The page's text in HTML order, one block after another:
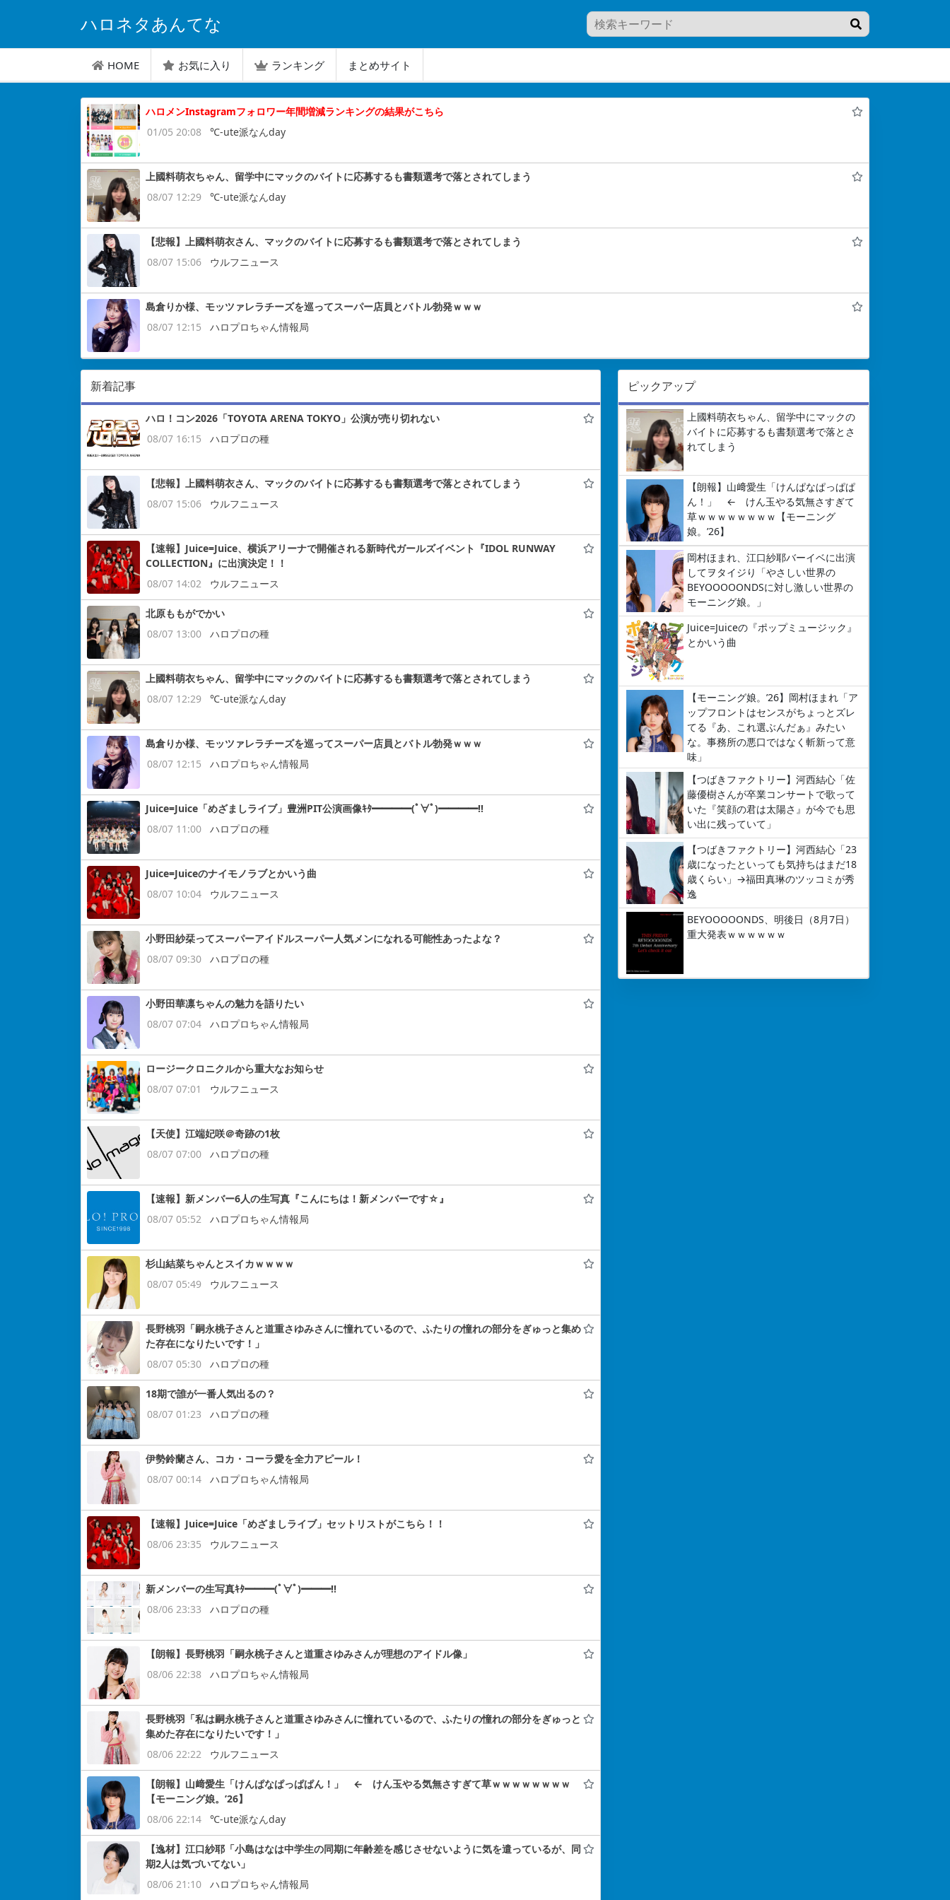
ハロネタあんてな
HOME お気に入り ランキング まとめサイト
ハロメンInstagramフォロワー年間増減ランキングの結果がこちら
01/05 20:08
℃-ute派なんday
上國料萌衣ちゃん、留学中にマックのバイトに応募するも書類選考で落とされてしまう
08/07 12:29
℃-ute派なんday
【悲報】上國料萌衣さん、マックのバイトに応募するも書類選考で落とされてしまう
08/07 15:06
ウルフニュース
島倉りか様、モッツァレラチーズを巡ってスーパー店員とバトル勃発ｗｗｗ
08/07 12:15
ハロプロちゃん情報局
ピックアップ
上國料萌衣ちゃん、留学中にマックの
バイトに応募するも書類選考で落とさ
れてしまう
【朗報】山﨑愛生「けんぱなぱっぱぱ
ん！」 ← けん玉やる気無さすぎて
草ｗｗｗｗｗｗｗｗ【モーニング
娘。’26】
岡村ほまれ、江口紗耶バーイベに出演
してヲタイジり「やさしい世界の
BEYOOOOONDSに対し激しい世界の
モーニング娘。」
Juice=Juiceの『ポップミュージック』
とかいう曲
【モーニング娘。’26】岡村ほまれ「ア
ップフロントはセンスがちょっとズレ
てる『あ、これ選ぶんだぁ』みたい
な。事務所の悪口ではなく斬新って意
味」
【つばきファクトリー】河西結心「佐
藤優樹さんが卒業コンサートで歌って
いた『笑顔の君は太陽さ』が今でも思
い出に残っていて」
【つばきファクトリー】河西結心「23
歳になったといっても気持ちはまだ18
歳くらい」→福田真琳のツッコミが秀
逸
BEYOOOOONDS、明後日（8月7日）
重大発表ｗｗｗｗｗｗ
新着記事
ハロ！コン2026「TOYOTA ARENA TOKYO」公演が売り切れない
08/07 16:15
ハロプロの種
【悲報】上國料萌衣さん、マックのバイトに応募するも書類選考で落とされてしまう
08/07 15:06
ウルフニュース
【速報】Juice=Juice、横浜アリーナで開催される新時代ガールズイベント『IDOL RUNWAY
COLLECTION』に出演決定！！
08/07 14:02
ウルフニュース
北原ももがでかい
08/07 13:00
ハロプロの種
上國料萌衣ちゃん、留学中にマックのバイトに応募するも書類選考で落とされてしまう
08/07 12:29
℃-ute派なんday
島倉りか様、モッツァレラチーズを巡ってスーパー店員とバトル勃発ｗｗｗ
08/07 12:15
ハロプロちゃん情報局
Juice=Juice「めざましライブ」豊洲PIT公演画像ｷﾀ━━━━(ﾟ∀ﾟ)━━━━!!
08/07 11:00
ハロプロの種
Juice=Juiceのナイモノラブとかいう曲
08/07 10:04
ウルフニュース
小野田紗栞ってスーパーアイドルスーパー人気メンになれる可能性あったよな？
08/07 09:30
ハロプロの種
小野田華凛ちゃんの魅力を語りたい
08/07 07:04
ハロプロちゃん情報局
ロージークロニクルから重大なお知らせ
08/07 07:01
ウルフニュース
【天使】江端妃咲＠奇跡の1枚
08/07 07:00
ハロプロの種
【速報】新メンバー6人の生写真『こんにちは！新メンバーです☆』
08/07 05:52
ハロプロちゃん情報局
杉山結菜ちゃんとスイカｗｗｗｗ
08/07 05:49
ウルフニュース
長野桃羽「嗣永桃子さんと道重さゆみさんに憧れているので、ふたりの憧れの部分をぎゅっと集め
た存在になりたいです！」
08/07 05:30
ハロプロの種
18期で誰が一番人気出るの？
08/07 01:23
ハロプロの種
伊勢鈴蘭さん、コカ・コーラ愛を全力アピール！
08/07 00:14
ハロプロちゃん情報局
【速報】Juice=Juice「めざましライブ」セットリストがこちら！！
08/06 23:35
ウルフニュース
新メンバーの生写真ｷﾀ━━━(ﾟ∀ﾟ)━━━!!
08/06 23:33
ハロプロの種
【朗報】長野桃羽「嗣永桃子さんと道重さゆみさんが理想のアイドル像」
08/06 22:38
ハロプロちゃん情報局
長野桃羽「私は嗣永桃子さんと道重さゆみさんに憧れているので、ふたりの憧れの部分をぎゅっと
集めた存在になりたいです！」
08/06 22:22
ウルフニュース
【朗報】山﨑愛生「けんぱなぱっぱぱん！」 ← けん玉やる気無さすぎて草ｗｗｗｗｗｗｗｗ
【モーニング娘。’26】
08/06 22:14
℃-ute派なんday
【逸材】江口紗耶「小島はなは中学生の同期に年齢差を感じさせないように気を遣っているが、同
期2人は気づいてない」
08/06 21:10
ハロプロちゃん情報局